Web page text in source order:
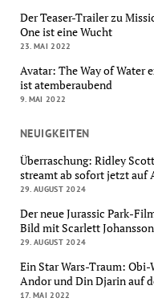
Der Teaser-Trailer zu
One ist eine Wucht
23. MAI 2022
Avatar: The Way of Water
ist atemberaubend
9. MAI 2022
NEUIGKEITEN
Überraschung: Ridley
streamt ab sofort jetzt auf
29. AUGUST 2024
Der neue Jurassic Park-
Bild mit Scarlett Johansson
29. AUGUST 2024
Ein Star Wars-Traum: Obi-
Andor und Din Djarin auf
17. MAI 2022